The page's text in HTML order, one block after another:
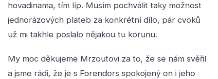
hovadinama, tím líp. Musím pochválit taky možnost
jednorázových plateb za konkrétní dílo, pár cvoků
už mi takhle poslalo nějakou tu korunu.
My moc děkujeme Mrzoutovi za to, že se nám svěřil
a jsme rádi, že je s Forendors spokojený on i jeho